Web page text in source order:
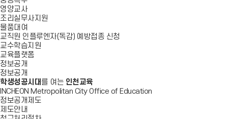
영양교사
조리실무사지원
물품대여
교직원 인플루엔자(독감) 예방접종 신청
교수학습지원
교육플랫폼
정보공개
정보공개
학생성공시대 를 여는 인천교육
INCHEON Metropolitan City Office of Education
정보공개제도
제도안내